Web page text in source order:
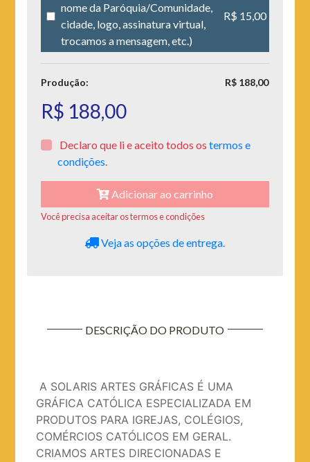
nome da Paróquia/Comunidade,
cidade, logo, assinatura virtual,
trocamos a mensagem, etc.)
R$ 15,00
Produção: R$ 188,00
R$ 188,00
Declaro que li e aceito todos ostermos e
condições.
Adicionar ao carrinho
Você precisa aceitar os termos e condições
Veja as opções de entrega.
DESCRIÇÃO DO PRODUTO
A SOLARIS ARTES GRÁFICAS É UMA
GRÁFICA CATÓLICA ESPECIALIZADA EM
PRODUTOS PARA IGREJAS, COLÉGIOS,
COMÉRCIOS CATÓLICOS EM GERAL.
CRIAMOS ARTES DIRECIONADAS E